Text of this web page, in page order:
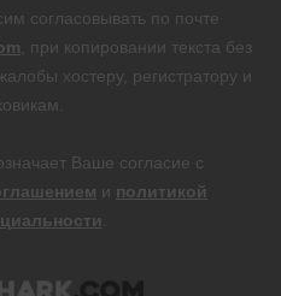
согласовывать по почте
, при копировании текста без
хостеру, регистратору и
Ваше согласие с
и политикой